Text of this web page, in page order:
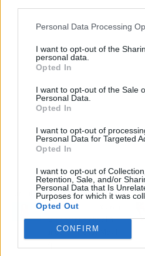
Personal Data Processing
I want to opt-out of the
personal data.
Opted In
I want to opt-out of the Sale
Personal Data.
Opted In
I want to opt-out of
Personal Data for Targeted
Opted In
I want to opt-out of
Retention, Sale, and/or
Personal Data that Is
Purposes for which it was
Opted Out
CONFIRM
Artículo anterior
Ofertas flash de Xiaomi
con garantía oficial 3
años, en Tienda Móvil